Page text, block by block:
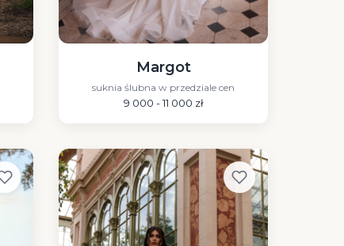
Margot
suknia ślubna w przedziale cen
9 000 - 11 000 zł